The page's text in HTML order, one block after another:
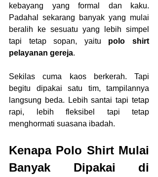
kebayang yang formal dan kaku.
Padahal sekarang banyak yang mulai
beralih ke sesuatu yang lebih simpel
tapi tetap sopan, yaitu polo shirt
pelayanan gereja.
Sekilas cuma kaos berkerah. Tapi
begitu dipakai satu tim, tampilannya
langsung beda. Lebih santai tapi tetap
rapi, lebih fleksibel tapi tetap
menghormati suasana ibadah.
Kenapa Polo Shirt Mulai
Banyak Dipakai di